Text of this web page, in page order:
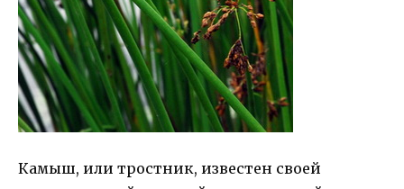
Камыш, или тростник, известен своей